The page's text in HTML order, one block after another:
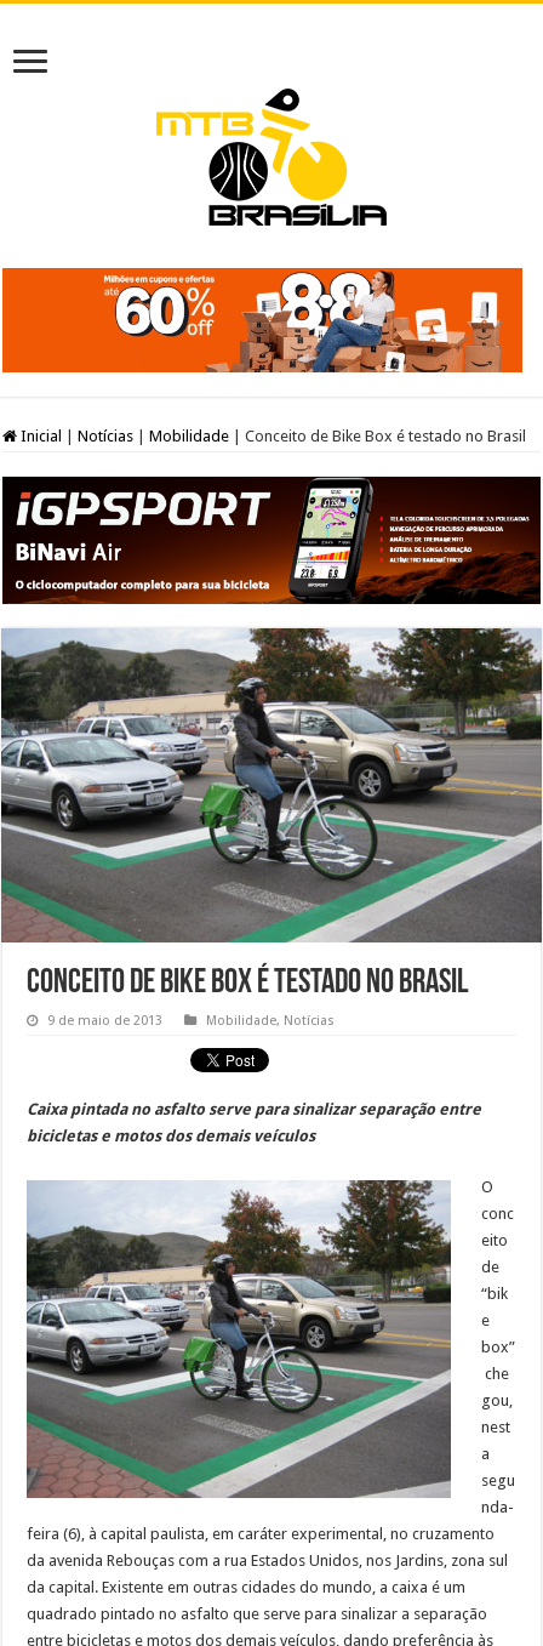
Inicial Notícias Mobilidade Conceito de Bike Box é testado no Brasil
Conceito de Bike Box é testado no Brasil
9 de maio de 2013 Mobilidade, Notícias
Caixa pintada no asfalto serve para sinalizar separação entre
bicicletas e motos dos demais veículos
O
conc
eito
de
“bik
e
box”
che
gou,
nest
a
segu
nda-
feira (6), à capital paulista, em caráter experimental, no cruzamento
da avenida Rebouças com a rua Estados Unidos, nos Jardins, zona sul
da capital. Existente em outras cidades do mundo, a caixa é um
quadrado pintado no asfalto que serve para sinalizar a separação
entre bicicletas e motos dos demais veículos, dando preferência às